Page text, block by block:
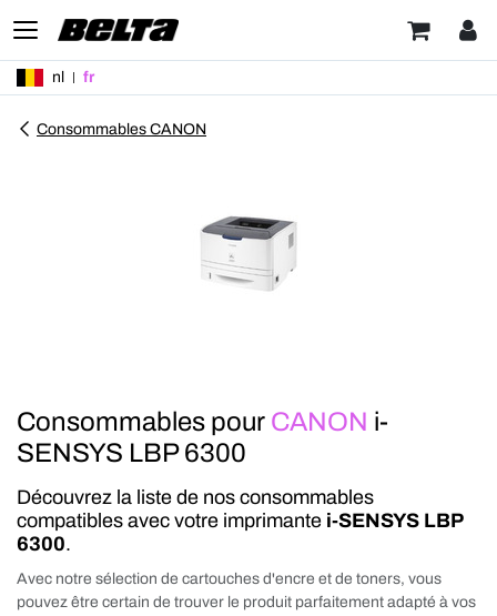
nl fr
Consommables CANON
Consommables pour CANON i-
SENSYS LBP 6300
Découvrez la liste de nos consommables
compatibles avec votre imprimante i-SENSYS LBP
6300.
Avec notre sélection de cartouches d'encre et de toners, vous
pouvez être certain de trouver le produit parfaitement adapté à vos